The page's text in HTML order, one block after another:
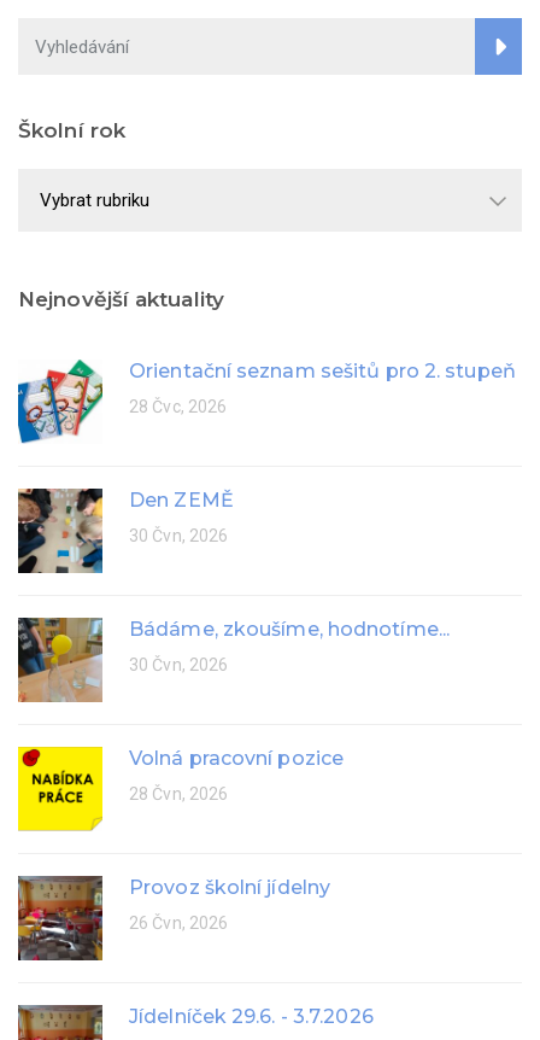
Školní rok
Nejnovější aktuality
Orientační seznam sešitů pro 2. stupeň
28 Čvc, 2026
Den ZEMĚ
30 Čvn, 2026
Bádáme, zkoušíme, hodnotíme...
30 Čvn, 2026
Volná pracovní pozice
28 Čvn, 2026
Provoz školní jídelny
26 Čvn, 2026
Jídelníček 29.6. - 3.7.2026